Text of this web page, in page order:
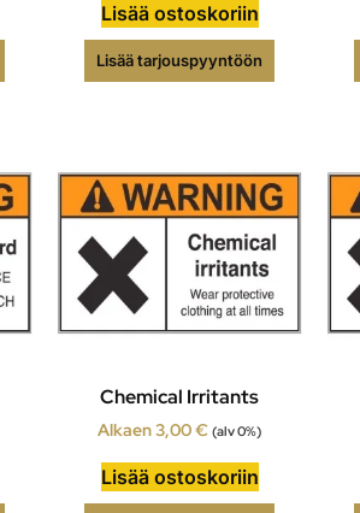
Lisää ostoskoriin
Lisää tarjouspyyntöön
Chemical Irritants
Alkaen3,00€ (alv 0%)
Lisää ostoskoriin